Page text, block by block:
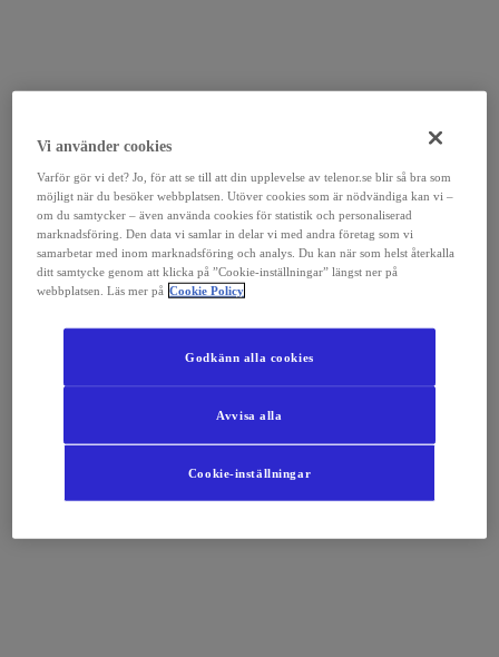
Vi använder cookies
Varför gör vi det? Jo, för att se till att din upplevelse av telenor.se blir så bra som
möjligt när du besöker webbplatsen. Utöver cookies som är nödvändiga kan vi –
om du samtycker – även använda cookies för statistik och personaliserad
marknadsföring. Den data vi samlar in delar vi med andra företag som vi
samarbetar med inom marknadsföring och analys. Du kan när som helst återkalla
ditt samtycke genom att klicka på ”Cookie-inställningar” längst ner på
webbplatsen. Läs mer på Cookie Policy
Cookie-inställningar
Avvisa alla
Godkänn alla cookies